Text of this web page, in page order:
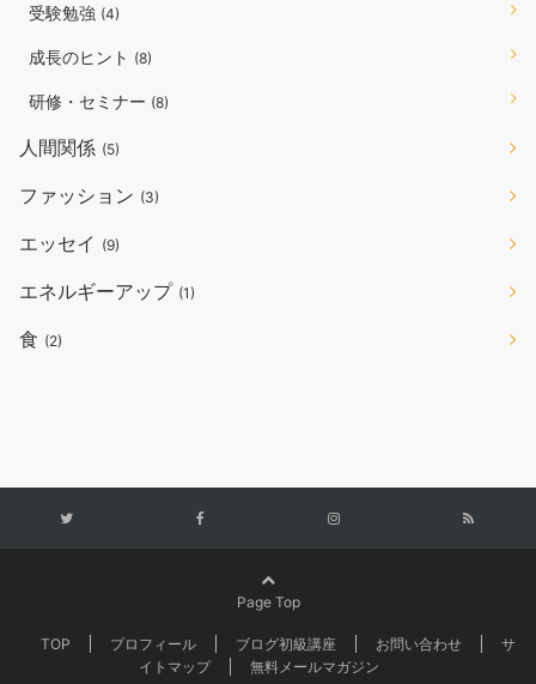
受験勉強 (4)
成長のヒント (8)
研修・セミナー (8)
人間関係 (5)
ファッション (3)
エッセイ (9)
エネルギーアップ (1)
食 (2)
Page Top
TOP プロフィール ブログ初級講座 お問い合わせ
サ
イトマップ
無料メールマガジン